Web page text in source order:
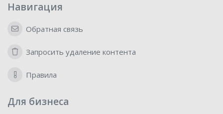
Навигация
Обратная связь
Запросить удаление контента
Правила
Для бизнеса